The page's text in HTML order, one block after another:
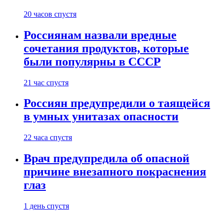
20 часов спустя
Россиянам назвали вредные
сочетания продуктов, которые
были популярны в СССР
21 час спустя
Россиян предупредили о таящейся
в умных унитазах опасности
22 часа спустя
Врач предупредила об опасной
причине внезапного покраснения
глаз
1 день спустя